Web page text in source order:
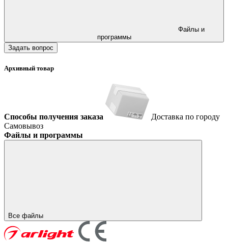
программы
Задать вопрос
Архивный товар
Способы получения заказа
Доставка по городу
Самовывоз
Файлы и программы
Все файлы